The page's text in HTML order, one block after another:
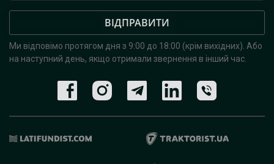
ВІДПРАВИТИ
Ми відповімо протягом дня з 9:00 до 18:00 (крім вихідних). Або
на наступний день, якщо отримали звернення в інший час.